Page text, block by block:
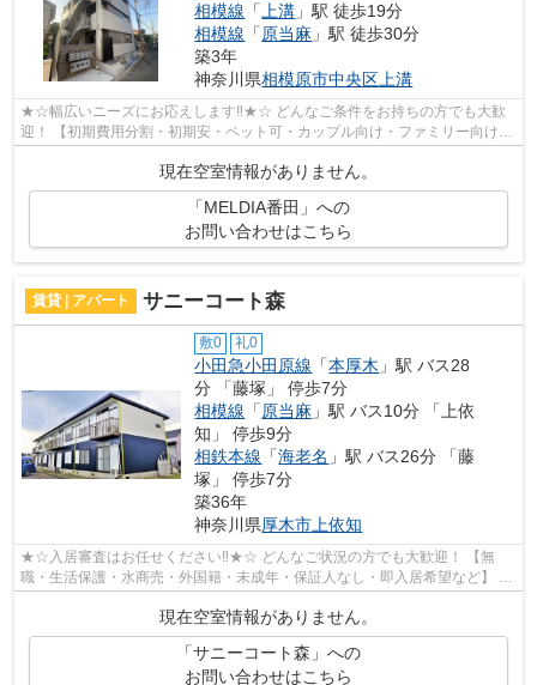
相模線 「上溝 」駅 徒歩19分
相模線 「原当麻 」駅 徒歩30分
築3年
神奈川県相模原市中央区上溝
★☆幅広いニーズにお応えします‼★☆ どんなご条件をお持ちの方でも大歓
迎！ 【初期費用分割・初期安・ペット可・カップル向け・ファミリー向け・
現在空室情報がありません。
「MELDIA番田」への
お問い合わせはこちら
賃貸 | アパート サニーコート森
敷0 礼0
小田急小田原線 「本厚木 」駅 バス28
分 「藤塚」 停歩7分
相模線 「 原当麻 」駅 バス10分 「上依
知」 停歩9分
相鉄本線 「海老名 」駅 バス26分 「藤
塚」 停歩7分
築36年
神奈川県厚木市 上依知
★☆入居審査はお任せください‼★☆ どんなご状況の方でも大歓迎！ 【無
職・生活保護・水商売・外国籍・未成年・保証人なし・即入居希望など】 ネ
ット非公開の物件からもお探し致します‼ ...
現在空室情報がありません。
「サニーコート森」への
お問い合わせはこちら